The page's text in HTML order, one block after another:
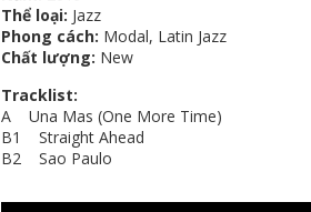
Thể loại: Jazz
Phong cách: Modal, Latin Jazz
Chất lượng: New
Tracklist:
A Una Mas (One More Time)
B1 Straight Ahead
B2 Sao Paulo